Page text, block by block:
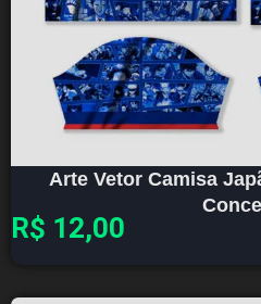
Arte Vetor Camisa
R$ 12,00